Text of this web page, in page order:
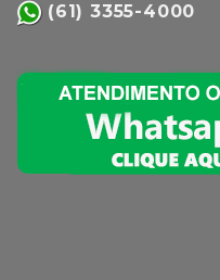
(61) 3355-4000